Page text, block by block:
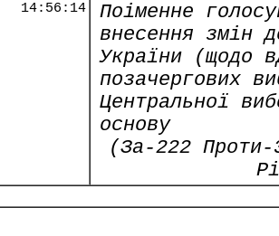
14:56:14
Поіменне
внесення змін
України (щодо
позачергових
Центральної
основу
(За-222 Проти-